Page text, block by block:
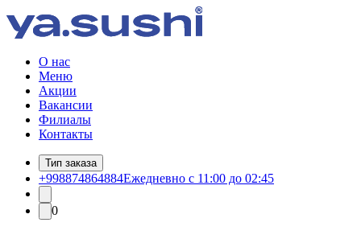
О нас
Меню
Акции
Вакансии
Филиалы
Контакты
Тип заказа
+998874864884Ежедневно с 11:00 до 02:45
0